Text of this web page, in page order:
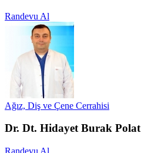
Randevu Al
Ağız, Diş ve Çene Cerrahisi
Dr. Dt. Hidayet Burak Polat